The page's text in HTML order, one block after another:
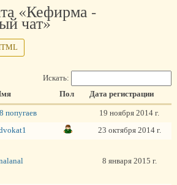
«Кефирма -
чат»
Искать:
Пол Дата регистрации
попугаев
19 ноября 2014 г.
23 октября 2014 г.
8 января 2015 г.